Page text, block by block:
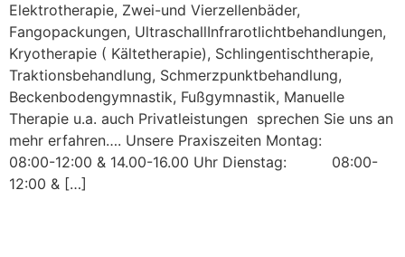
Elektrotherapie, Zwei-und Vierzellenbäder,
Fangopackungen, UltraschallInfrarotlichtbehandlungen,
Kryotherapie ( Kältetherapie), Schlingentischtherapie,
Traktionsbehandlung, Schmerzpunktbehandlung,
Beckenbodengymnastik, Fußgymnastik, Manuelle
Therapie u.a. auch Privatleistungen sprechen Sie uns an
mehr erfahren…. Unsere Praxiszeiten Montag:
08:00-12:00 & 14.00-16.00 Uhr Dienstag: 08:00-
12:00 & […]